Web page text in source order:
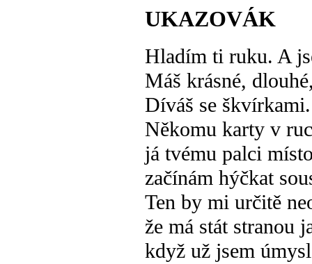
UKAZOVÁK
Hladím ti ruku. A
Máš krásné,
Díváš se
Někomu karty v
já tvému palci
začínám hýčkat
Ten by mi určitě
že má stát stranou
když už jsem